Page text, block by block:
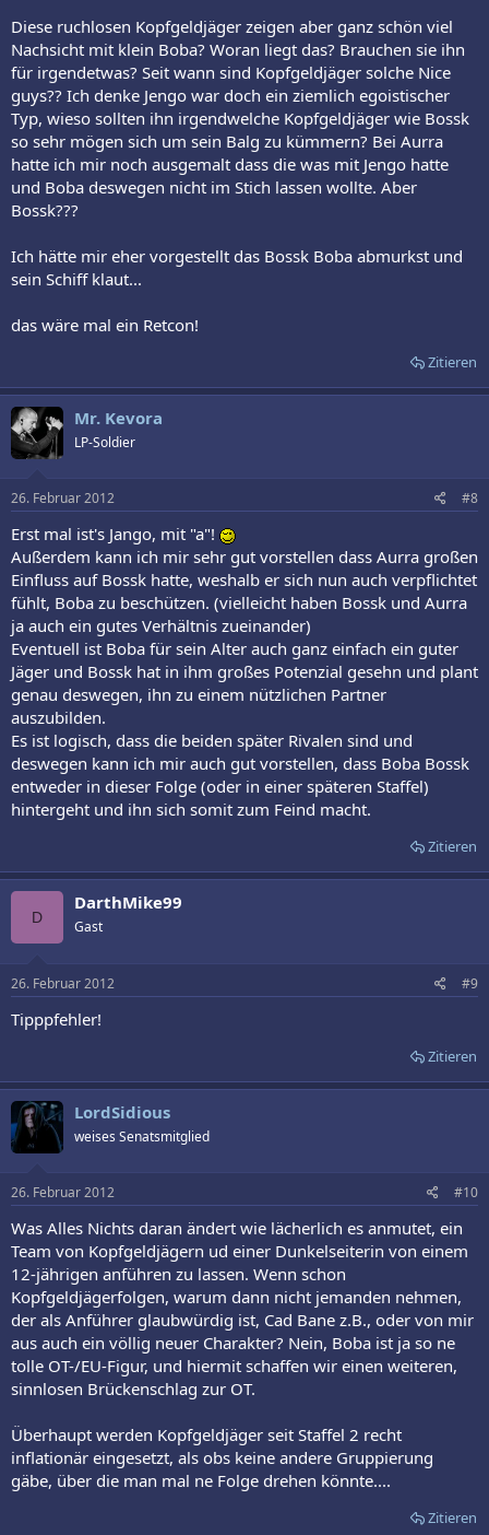
Diese ruchlosen Kopfgeldjäger zeigen aber ganz schön viel
Nachsicht mit klein Boba? Woran liegt das? Brauchen sie ihn
für irgendetwas? Seit wann sind Kopfgeldjäger solche Nice
guys?? Ich denke Jengo war doch ein ziemlich egoistischer
Typ, wieso sollten ihn irgendwelche Kopfgeldjäger wie Bossk
so sehr mögen sich um sein Balg zu kümmern? Bei Aurra
hatte ich mir noch ausgemalt dass die was mit Jengo hatte
und Boba deswegen nicht im Stich lassen wollte. Aber
Bossk???
Ich hätte mir eher vorgestellt das Bossk Boba abmurkst und
sein Schiff klaut...
das wäre mal ein Retcon!
Zitieren
Mr. Kevora
LP-Soldier
26. Februar 2012 #8
Erst mal ist's Jango, mit "a"!
Außerdem kann ich mir sehr gut vorstellen dass Aurra großen
Einfluss auf Bossk hatte, weshalb er sich nun auch verpflichtet
fühlt, Boba zu beschützen. (vielleicht haben Bossk und Aurra
ja auch ein gutes Verhältnis zueinander)
Eventuell ist Boba für sein Alter auch ganz einfach ein guter
Jäger und Bossk hat in ihm großes Potenzial gesehn und plant
genau deswegen, ihn zu einem nützlichen Partner
auszubilden.
Es ist logisch, dass die beiden später Rivalen sind und
deswegen kann ich mir auch gut vorstellen, dass Boba Bossk
entweder in dieser Folge (oder in einer späteren Staffel)
hintergeht und ihn sich somit zum Feind macht.
Zitieren
D
DarthMike99
Gast
26. Februar 2012 #9
Tipppfehler!
Zitieren
LordSidious
weises Senatsmitglied
26. Februar 2012 #10
Was Alles Nichts daran ändert wie lächerlich es anmutet, ein
Team von Kopfgeldjägern ud einer Dunkelseiterin von einem
12-jährigen anführen zu lassen. Wenn schon
Kopfgeldjägerfolgen, warum dann nicht jemanden nehmen,
der als Anführer glaubwürdig ist, Cad Bane z.B., oder von mir
aus auch ein völlig neuer Charakter? Nein, Boba ist ja so ne
tolle OT-/EU-Figur, und hiermit schaffen wir einen weiteren,
sinnlosen Brückenschlag zur OT.
Überhaupt werden Kopfgeldjäger seit Staffel 2 recht
inflationär eingesetzt, als obs keine andere Gruppierung
gäbe, über die man mal ne Folge drehen könnte....
Zitieren